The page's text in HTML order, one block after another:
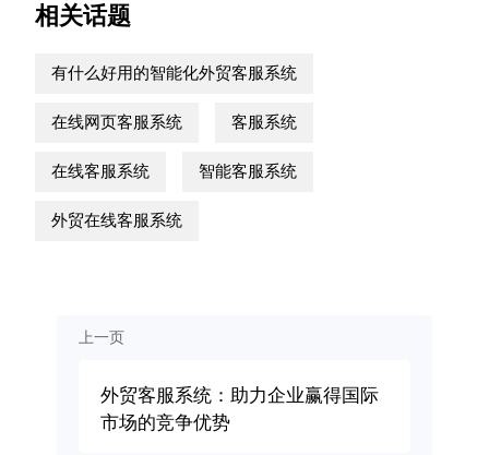
相关话题
有什么好用的智能化外贸客服系统
在线网页客服系统 客服系统
在线客服系统 智能客服系统
外贸在线客服系统
上一页
外贸客服系统：助力企业赢得国际
市场的竞争优势